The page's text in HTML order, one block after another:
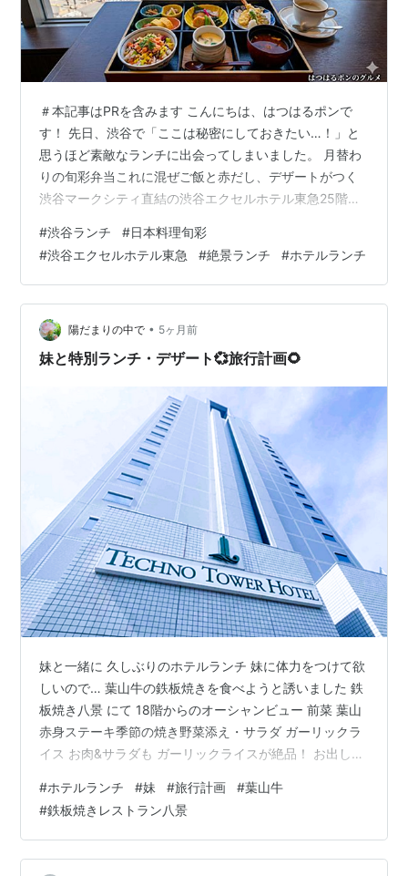
＃本記事はPRを含みます こんにちは、はつはるポンで
す！ 先日、渋谷で「ここは秘密にしておきたい…！」と
思うほど素敵なランチに出会ってしまいました。 月替わ
りの旬彩弁当これに混ぜご飯と赤だし、デザートがつく
渋谷マークシティ直結の渋谷エクセルホテル東急25階。
内された瞬間、目の前に広がる大パノラマに思わず「わ
ぁ…！」と声が出てしまいました。 渋谷の眺望と美味し
い和食が楽しめるレストラン「旬彩」。画像はイメージ
渋谷の街を見下ろしながらいただく和食は、まさに至福
のひととき。 「渋谷ってどこも混んでいるし、ゆっくり
落ち着ける場所がないかな？」 …
#渋谷ランチ #日本料理旬彩
#渋谷エクセルホテル東急 #絶景ランチ #ホテルランチ
陽だまりの中で • 5ヶ月前
妹と特別ランチ・デザート💞旅行計画🌻
妹と一緒に 久しぶりのホテルランチ 妹に体力をつけて欲
しいので… 葉山牛の鉄板焼きを食べようと誘いました 鉄
板焼き八景 にて 18階からのオーシャンビュー 前菜 葉山
赤身ステーキ季節の焼き野菜添え・サラダ ガーリックラ
イス お肉&サラダも ガーリックライスが絶品！ お出しが
りと寛げる席に移動する デザート・珈琲 程よい甘さのデ
ザート そして 食後の珈琲をいただく きょうは ゆっくり
できるという妹と 秋に計画している海外旅行プランを も
う少し話したいので カフェに移動しました（笑） ココア
#ホテルランチ #妹 #旅行計画 #葉山牛
#鉄板焼きレストラン八景